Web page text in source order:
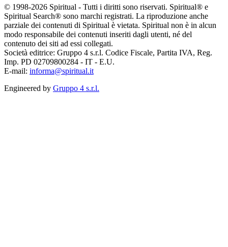
© 1998-2026 Spiritual - Tutti i diritti sono riservati. Spiritual® e
Spiritual Search® sono marchi registrati. La riproduzione anche
parziale dei contenuti di Spiritual è vietata. Spiritual non è in alcun
modo responsabile dei contenuti inseriti dagli utenti, né del
contenuto dei siti ad essi collegati.
Società editrice: Gruppo 4 s.r.l. Codice Fiscale, Partita IVA, Reg.
Imp. PD 02709800284 - IT - E.U.
E-mail: informa@spiritual.it
Engineered by Gruppo 4 s.r.l.